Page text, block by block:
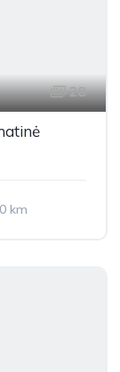
28
km